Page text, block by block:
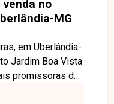
no
MG
em Uberlândia-
Jardim Boa Vista
promissoras da